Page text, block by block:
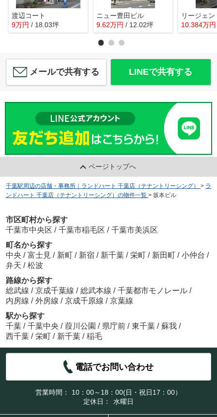
渡辺コート
9万円 / 18.03坪
ニュー豊田ビル
9.62万円 / 12.02坪
リージェ
10.384万円
メールで共有する LINEで共有する
ページトップへ
千葉駅周辺の店舗・事務所｜ランドハート 千葉店（テナントリーシング） > ラ
ンドハート 千葉店（テナントリーシング）の物件一覧 > 坂本ビル
市区町村から探す
千葉市中央区 / 千葉市稲毛区 / 千葉市美浜区
町名から探す
中央 / 富士見 / 新町 / 新宿 / 新千葉 / 栄町 / 新田町 / 小仲台 /
弁天 / 松波
路線から探す
総武線 / 京成千葉線 / 総武本線 / 千葉都市モノレール /
内房線 / 外房線 / 京成千原線 / 京葉線
駅から探す
千葉 / 千葉中央 / 葭川公園 / 県庁前 / 東千葉 / 蘇我 /
西千葉 / 栄町 / 新千葉 / 稲毛
電話でお問い合わせ
営業時間：
10：00～18：00(日・祝日17：00）
定休日：
水曜日